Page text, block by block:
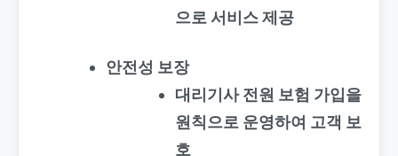
으로 서비스 제공
안전성 보장
대리기사 전원 보험 가입을
원칙으로 운영하여 고객 보
호